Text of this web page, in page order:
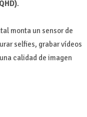
.
monta un sensor de
selfies, grabar vídeos
calidad de imagen